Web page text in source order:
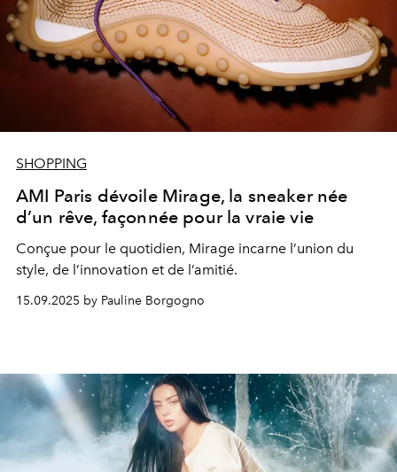
SHOPPING
AMI Paris dévoile Mirage, la sneaker née
d’un rêve, façonnée pour la vraie vie
Conçue pour le quotidien, Mirage incarne l’union du
style, de l’innovation et de l’amitié.
15.09.2025 by Pauline Borgogno